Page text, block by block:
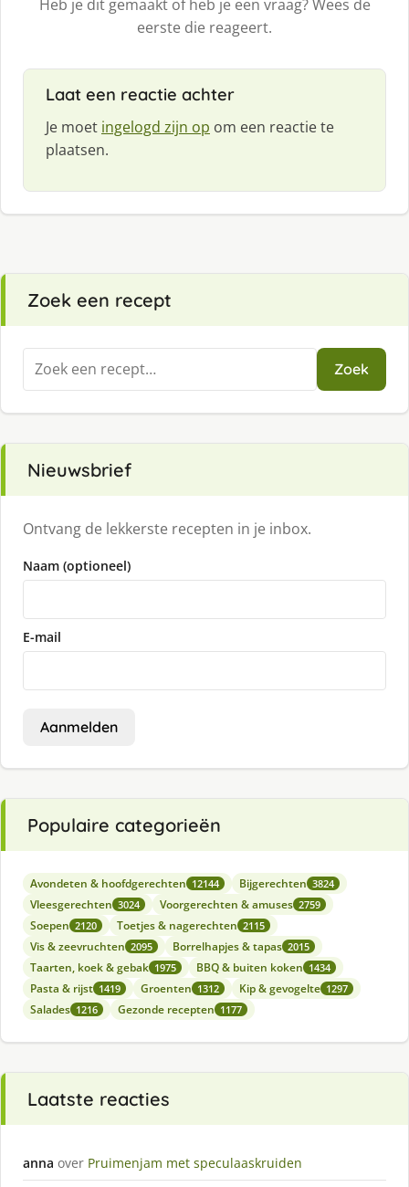
Heb je dit gemaakt of heb je een vraag? Wees de
eerste die reageert.
Laat een reactie achter
Je moet ingelogd zijn op om een reactie te
plaatsen.
Zoek een recept
Zoeken
naar:
Zoek
Nieuwsbrief
Ontvang de lekkerste recepten in je inbox.
Naam (optioneel)
E-mail
Aanmelden
Populaire categorieën
Avondeten & hoofdgerechten 12144 Bijgerechten 3824
Vleesgerechten 3024 Voorgerechten & amuses 2759
Soepen 2120 Toetjes & nagerechten 2115
Vis & zeevruchten 2095 Borrelhapjes & tapas 2015
Taarten, koek & gebak 1975 BBQ & buiten koken 1434
Pasta & rijst 1419 Groenten 1312 Kip & gevogelte 1297
Salades 1216 Gezonde recepten 1177
Laatste reacties
anna over Pruimenjam met speculaaskruiden